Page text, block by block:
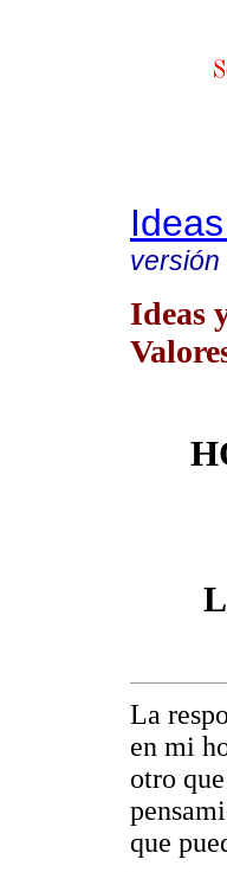
versión
Ideas
La
en mi
otro
que